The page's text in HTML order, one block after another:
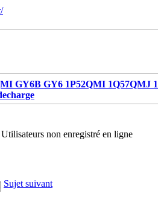
GY6B GY6 1P52QMI 1Q57QMJ
non enregistré en ligne
Sujet suivant